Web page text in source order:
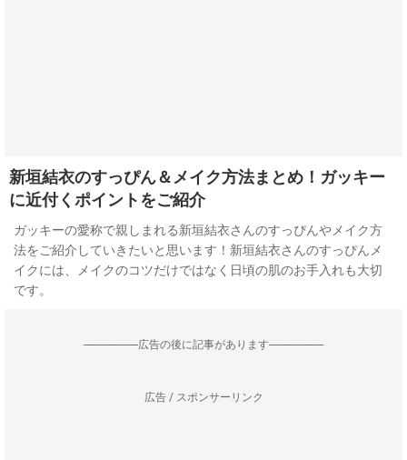
新垣結衣のすっぴん＆メイク方法まとめ！ガッキー
に近付くポイントをご紹介
ガッキーの愛称で親しまれる新垣結衣さんのすっぴんやメイク方
法をご紹介していきたいと思います！新垣結衣さんのすっぴんメ
イクには、メイクのコツだけではなく日頃の肌のお手入れも大切
です。
--------------------広告の後に記事があります--------------------
広告 / スポンサーリンク